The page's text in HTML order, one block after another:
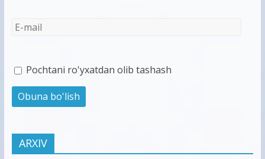
Pochtani ro'yxatdan olib tashash
ARXIV